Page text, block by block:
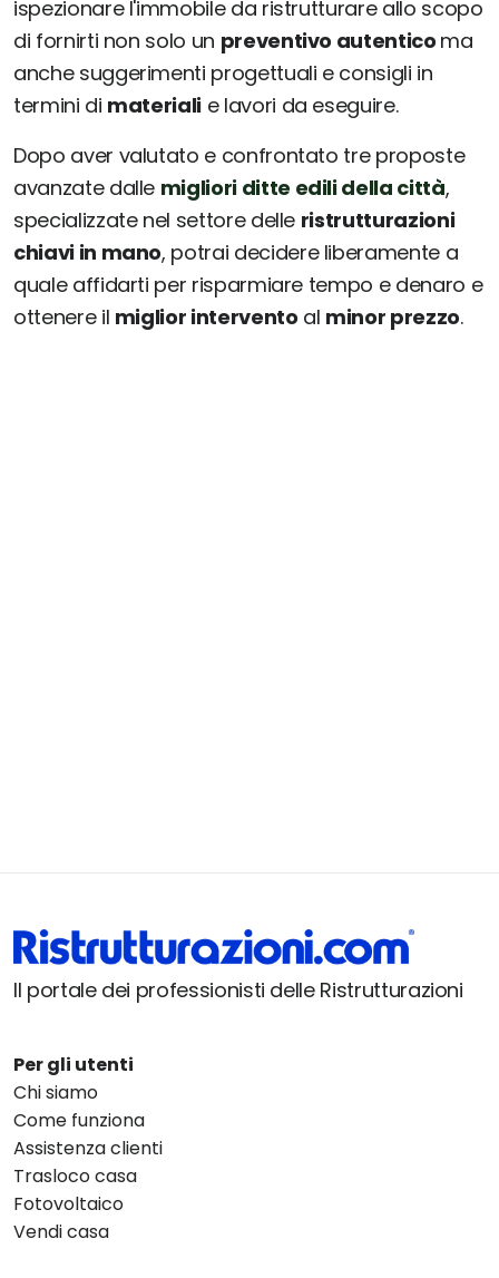
ispezionare l'immobile da ristrutturare allo scopo
di fornirti non solo un preventivo autentico ma
anche suggerimenti progettuali e consigli in
termini di materiali e lavori da eseguire.
Dopo aver valutato e confrontato tre proposte
avanzate dalle migliori ditte edili della città,
specializzate nel settore delle ristrutturazioni
chiavi in mano, potrai decidere liberamente a
quale affidarti per risparmiare tempo e denaro e
ottenere il miglior intervento al minor prezzo.
Il portale dei professionisti delle Ristrutturazioni
Per gli utenti
Chi siamo
Come funziona
Assistenza clienti
Trasloco casa
Fotovoltaico
Vendi casa